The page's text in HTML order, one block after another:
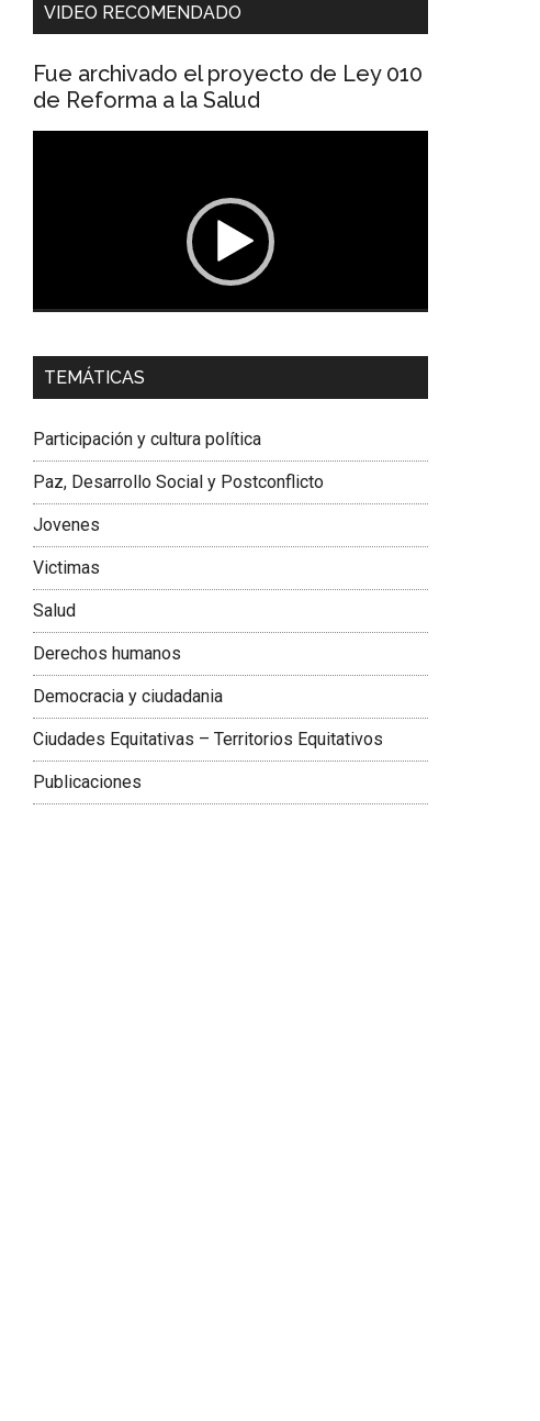
VIDEO RECOMENDADO
Fue archivado el proyecto de Ley 010
de Reforma a la Salud
Dra. Carolina Corcho Mejía,
Latinoamericana Sur, Vicepresidenta Federación
TEMÁTICAS
Participación y cultura política
Paz, Desarrollo Social y Postconflicto
Jovenes
Victimas
Salud
Derechos humanos
Democracia y ciudadania
Ciudades Equitativas – Territorios Equitativos
Publicaciones